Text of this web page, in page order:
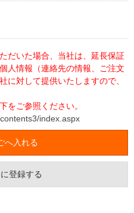
だいた場合、当社は、延長保証
人情報（連絡先の情報、ご注文
に対して提供いたしますので、
をご参照ください。
index.aspx
登録する